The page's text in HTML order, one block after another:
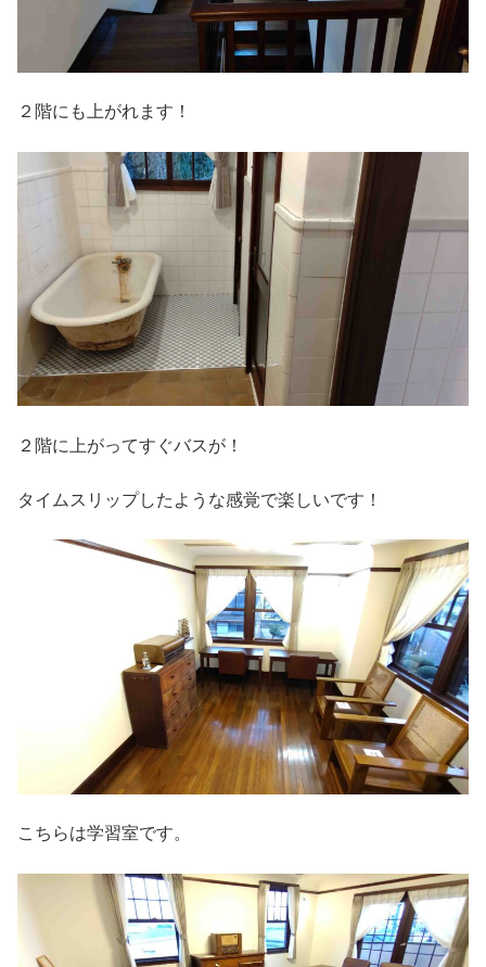
２階にも上がれます！
２階に上がってすぐバスが！
タイムスリップしたような感覚で楽しいです！
こちらは学習室です。